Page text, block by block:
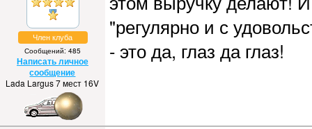
Член клуба
Сообщений: 485
Написать личное
сообщение
Lada Largus 7 мест 16V
"регулярно и с
- это да, глаз да глаз!